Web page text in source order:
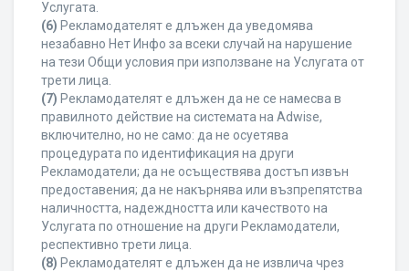
Услугата.
(6) Рекламодателят е длъжен да уведомява
незабавно Нет Инфо за всеки случай на нарушение
на тези Общи условия при използване на Услугата от
трети лица.
(7) Рекламодателят е длъжен да не се намесва в
правилното действие на системата на Adwise,
включително, но не само: да не осуетява
процедурата по идентификация на други
Рекламодатели; да не осъществява достъп извън
предоставения; да не накърнява или възпрепятства
наличността, надеждността или качеството на
Услугата по отношение на други Рекламодатели,
респективно трети лица.
(8) Рекламодателят е длъжен да не извлича чрез